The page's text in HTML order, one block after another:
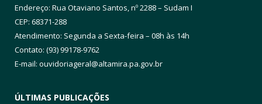
Endereço: Rua Otaviano Santos, nº 2288 – Sudam I
CEP: 68371-288
Atendimento: Segunda a Sexta-feira – 08h às 14h
Contato: (93) 99178-9762
E-mail: ouvidoriageral@altamira.pa.gov.br
ÚLTIMAS PUBLICAÇÕES